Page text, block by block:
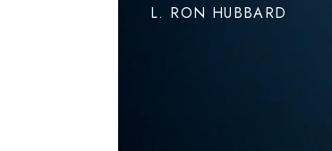
L. RON HUBBARD